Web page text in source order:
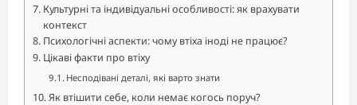
Культурні та індивідуальні особливості: як врахувати
контекст
Психологічні аспекти: чому втіха іноді не працює?
Цікаві факти про втіху
Несподівані деталі, які варто знати
Як втішити себе, коли немає когось поруч?